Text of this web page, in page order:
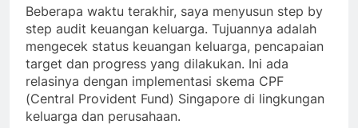
Beberapa waktu terakhir, saya menyusun step by
step audit keuangan keluarga. Tujuannya adalah
mengecek status keuangan keluarga, pencapaian
target dan progress yang dilakukan. Ini ada
relasinya dengan implementasi skema CPF
(Central Provident Fund) Singapore di lingkungan
keluarga dan perusahaan.